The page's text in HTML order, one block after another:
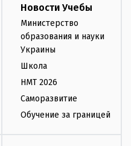
Новости Учебы
Министерство
образования и науки
Украины
Школа
НМТ 2026
Саморазвитие
Обучение за границей